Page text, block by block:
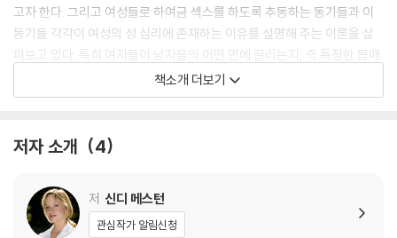
고자 한다. 그리고 여성들로 하여금 섹스를 하도록 추동하는 동기들과 이
동기들 각각이 여성의 성 심리에 존재하는 이유를 설명해 주는 이론을 살
펴보고 있다. 특히 여자들이 남자들의 어떤 면에 끌리는지, 즉 특정한 몸매
와 성격 유형에 일반적으로 끌리는지, 섹스로 인한 혹은 섹스를 하는 데 장
애가 되는 신체적 정신적 문제들을 해결하기 위해 어떤 치료 요법들을 쓰
도록 실질적인 도움을 준다.
책소개 더보기
저자 소개 4
저 신디 메스턴
관심작가 알림신청